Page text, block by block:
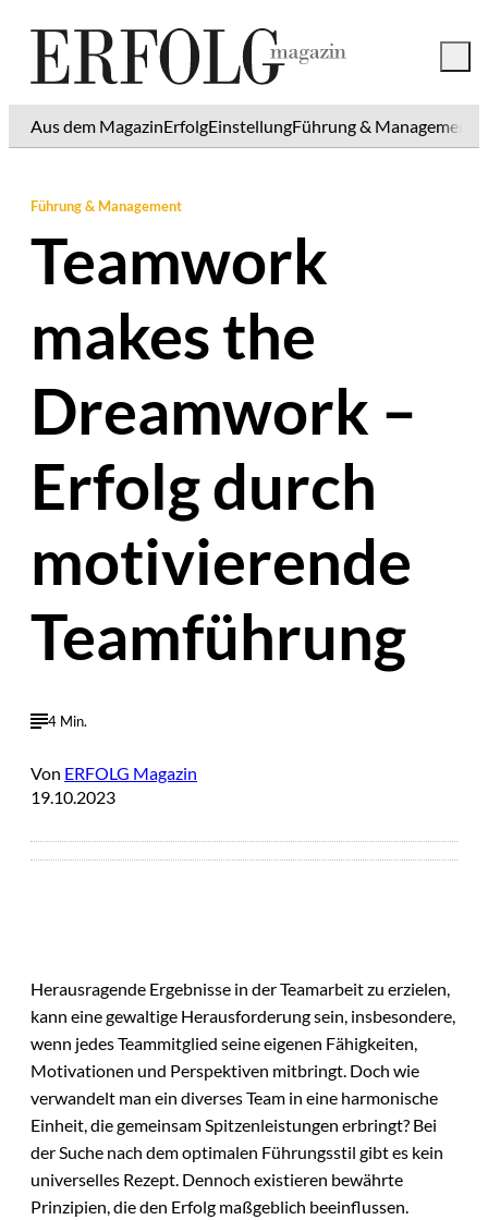
Aus dem MagazinErfolgEinstellungFührung & Management
Führung & Management
Teamwork
makes the
Dreamwork –
Erfolg durch
motivierende
Teamführung
4 Min.
Von ERFOLG Magazin
19.10.2023
Herausragende Ergebnisse in der Teamarbeit zu erzielen,
kann eine gewaltige Herausforderung sein, insbesondere,
wenn jedes Teammitglied seine eigenen Fähigkeiten,
Motivationen und Perspektiven mitbringt. Doch wie
verwandelt man ein diverses Team in eine harmonische
Einheit, die gemeinsam Spitzenleistungen erbringt? Bei
der Suche nach dem optimalen Führungsstil gibt es kein
universelles Rezept. Dennoch existieren bewährte
Prinzipien, die den Erfolg maßgeblich beeinflussen.